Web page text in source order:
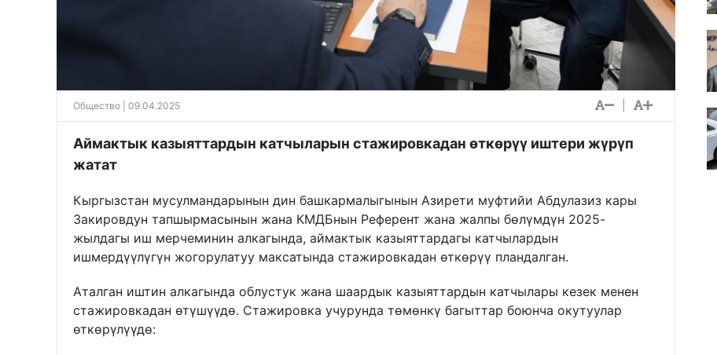
Общество | 09.04.2025
Аймактык казыяттардын катчыларын стажировкадан өткөрүү иштери жүрүп
жатат
Кыргызстан мусулмандарынын дин башкармалыгынын Азирети муфтийи Абдулазиз кары
Закировдун тапшырмасынын жана КМДБнын Референт жана жалпы бөлүмдүн 2025-
жылдагы иш мерчеминин алкагында, аймактык казыяттардагы катчылардын
ишмердүүлүгүн жогорулатуу максатында стажировкадан өткөрүү пландалган.
Аталган иштин алкагында облустук жана шаардык казыяттардын катчылары кезек менен
стажировкадан өтүшүүдө. Стажировка учурунда төмөнкү багыттар боюнча окутуулар
өткөрүлүүдө: